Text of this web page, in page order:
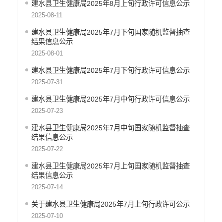
文化机构信息公开
产品质量
社会救助
涉农补贴
应急预案
公务员招录
法治政府建设
建水县卫生健康局2025年8月上旬行政许可信息公示
2025-08-11
建水县卫生健康局2025年7月下旬国家随机监督抽查
结果信息公示
2025-08-01
建水县卫生健康局2025年7月下旬行政许可信息公示
2025-07-31
建水县卫生健康局2025年7月中旬行政许可信息公示
2025-07-23
建水县卫生健康局2025年7月中旬国家随机监督抽查
结果信息公示
2025-07-22
建水县卫生健康局2025年7月上旬国家随机监督抽查
结果信息公示
2025-07-14
关于建水县卫生健康局2025年7月上旬行政许可公示
2025-07-10